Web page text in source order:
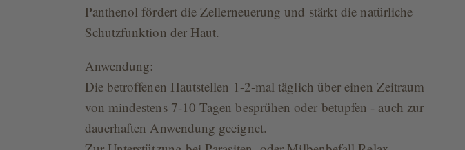
Panthenol fördert die Zellerneuerung und stärkt die natürliche
Schutzfunktion der Haut.
Anwendung:
Die betroffenen Hautstellen 1-2-mal täglich über einen Zeitraum
von mindestens 7-10 Tagen besprühen oder betupfen - auch zur
dauerhaften Anwendung geeignet.